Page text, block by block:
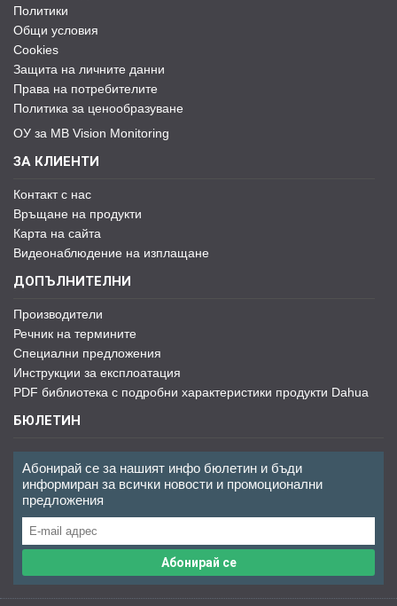
Политики
Общи условия
Cookies
Защита на личните данни
Права на потребителите
Политика за ценообразуване
ОУ за MB Vision Monitoring
ЗА КЛИЕНТИ
Контакт с нас
Връщане на продукти
Карта на сайта
Видеонаблюдение на изплащане
ДОПЪЛНИТЕЛНИ
Производители
Речник на термините
Специални предложения
Инструкции за експлоатация
PDF библиотека с подробни характеристики продукти Dahua
БЮЛЕТИН
Абонирай се за нашият инфо бюлетин и бъди
информиран за всички новости и промоционални
предложения
Абонирай се